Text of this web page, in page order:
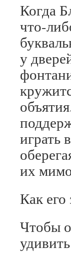
Когда
что-
у
играть
их
Как его
Чтобы